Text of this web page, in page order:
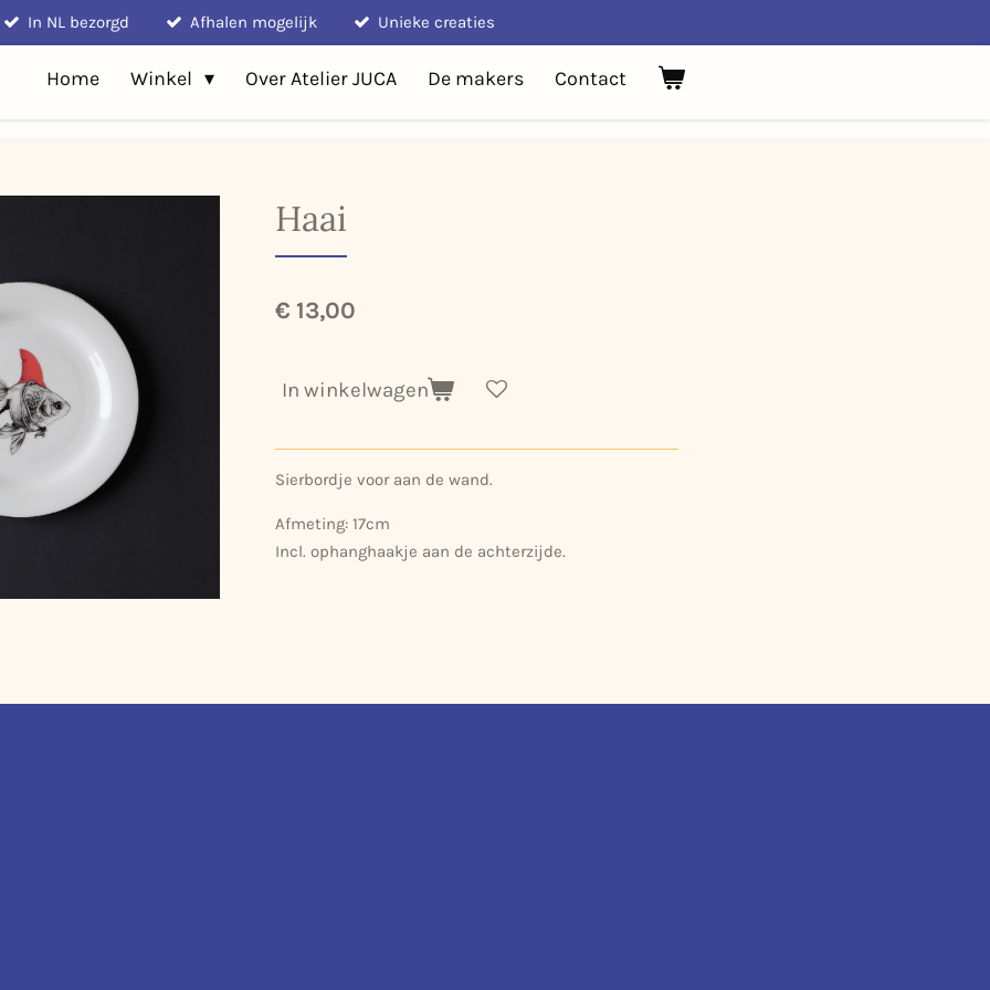
In NL bezorgd Afhalen mogelijk Unieke creaties
Home Winkel Over Atelier JUCA De makers Contact
Haai
€ 13,00
In winkelwagen
Sierbordje voor aan de wand.
Afmeting: 17cm
Incl. ophanghaakje aan de achterzijde.